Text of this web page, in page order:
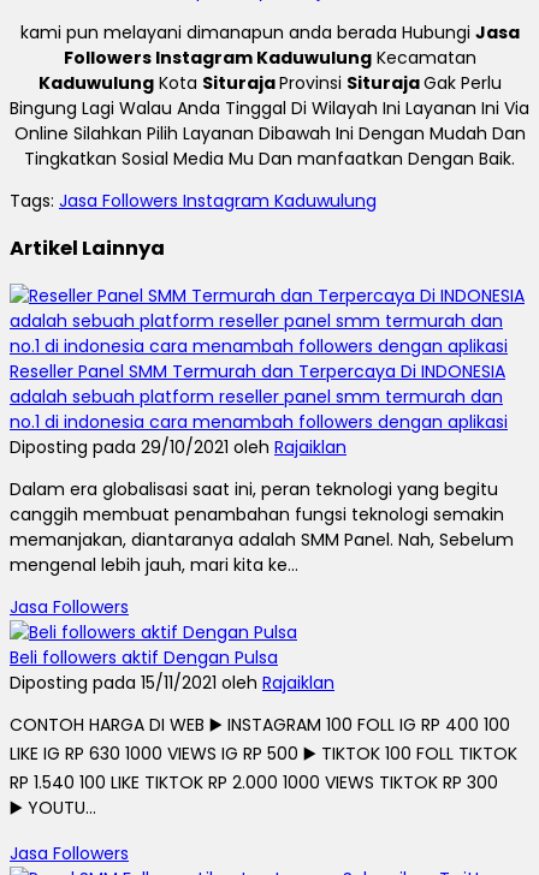
kami pun melayani dimanapun anda berada Hubungi Jasa
Followers Instagram KaduwulungKecamatan
KaduwulungKota SiturajaProvinsi SiturajaGak Perlu
Bingung Lagi Walau Anda Tinggal Di Wilayah Ini Layanan Ini Via
Online Silahkan Pilih Layanan Dibawah Ini Dengan Mudah Dan
Tingkatkan Sosial Media Mu Dan manfaatkan Dengan Baik.
Tags: Jasa Followers Instagram Kaduwulung
Artikel Lainnya
Reseller Panel SMM Termurah dan Terpercaya Di INDONESIA
adalah sebuah platform reseller panel smm termurah dan
no.1 di indonesia cara menambah followers dengan aplikasi
Diposting pada 29/10/2021 oleh Rajaiklan
Dalam era globalisasi saat ini, peran teknologi yang begitu
canggih membuat penambahan fungsi teknologi semakin
memanjakan, diantaranya adalah SMM Panel. Nah, Sebelum
mengenal lebih jauh, mari kita ke...
Jasa Followers
Beli followers aktif Dengan Pulsa
Diposting pada 15/11/2021 oleh Rajaiklan
CONTOH HARGA DI WEB ▶️ INSTAGRAM 100 FOLL IG RP 400 100
LIKE IG RP 630 1000 VIEWS IG RP 500 ▶️ TIKTOK 100 FOLL TIKTOK
RP 1.540 100 LIKE TIKTOK RP 2.000 1000 VIEWS TIKTOK RP 300
▶️ YOUTU...
Jasa Followers